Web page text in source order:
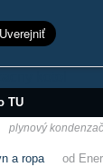
TU
plynový
a ropa od